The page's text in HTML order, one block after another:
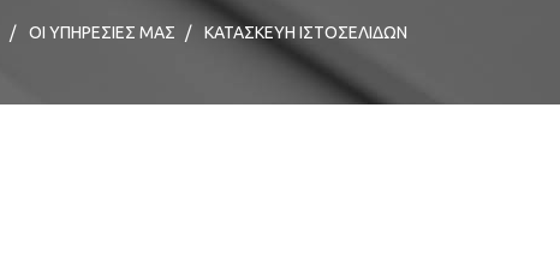
ΟΙ ΥΠΗΡΕΣΙΕΣ ΜΑΣ ΚΑΤΑΣΚΕΥΗ ΙΣΤΟΣΕΛΙΔΩΝ